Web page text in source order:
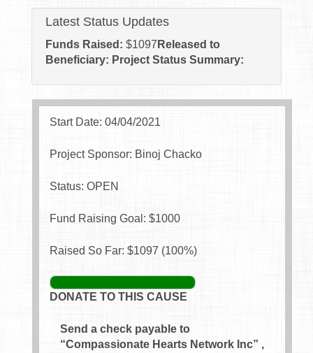
Latest Status Updates
Funds Raised: $1097 Released to
Beneficiary: Project Status Summary:
Start Date: 04/04/2021
Project Sponsor: Binoj Chacko
Status: OPEN
Fund Raising Goal: $1000
Raised So Far: $1097 (100%)
DONATE TO THIS CAUSE
Send a check payable to
“Compassionate Hearts Network Inc” ,